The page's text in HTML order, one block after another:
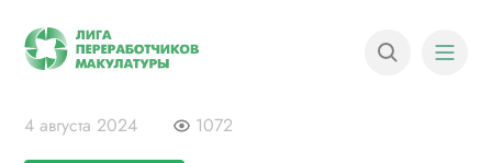
4 августа 2024 1072